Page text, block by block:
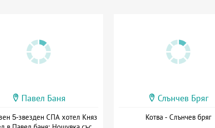
Павел Баня
5-звезден СПА хотел Княз
Слънчев Бряг
Котва - Слънчев бряг